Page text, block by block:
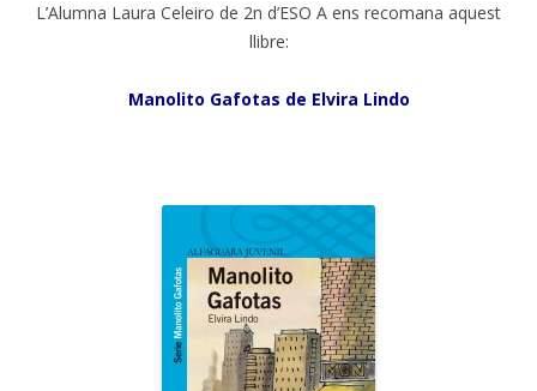
L’Alumna Laura Celeiro de 2n d’ESO A ens recomana aquest
llibre:
Manolito Gafotas de Elvira Lindo